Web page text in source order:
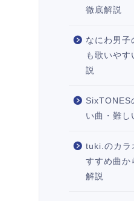
徹底解説
なにわ男子
も歌いや
説
SixTONES
い曲・難し
tuki.のカラ
すすめ曲か
解説